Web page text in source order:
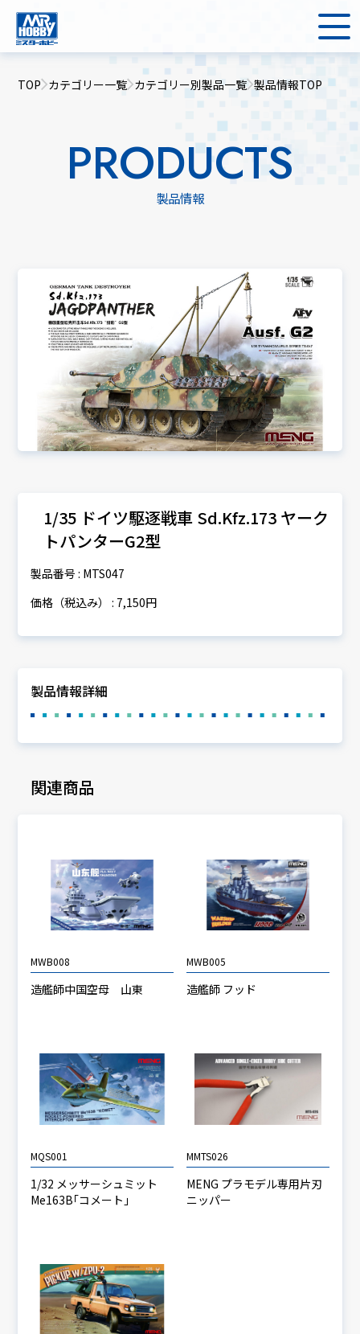
TOP カテゴリー一覧 カテゴリー別製品一覧 製品情報TOP
PRODUCTS
製品情報
1/35 ドイツ駆逐戦車 Sd.Kfz.173 ヤーク
トパンターG2型
製品番号 : MTS047
価格（税込み） : 7,150円
製品情報詳細
関連商品
MWB008
造艦師中国空母 山東
MWB005
造艦師 フッド
MQS001
1/32 メッサーシュミット
Me163B｢コメート｣
MMTS026
MENG プラモデル専用片刃
ニッパー